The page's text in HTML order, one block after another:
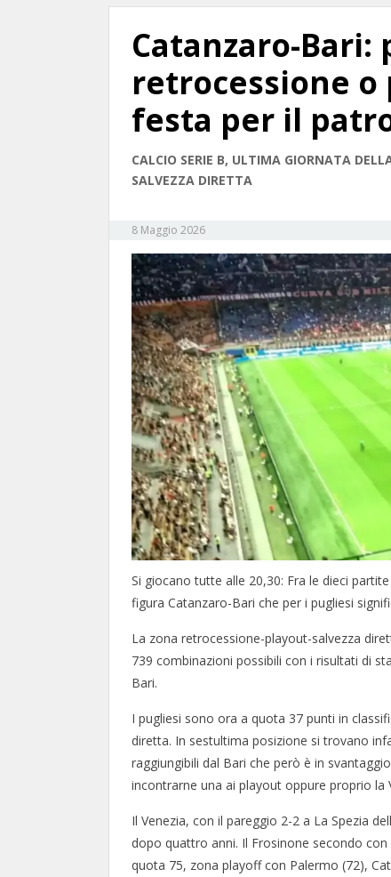
Catanzaro-
retrocessione
festa per il
CALCIO SERIE B, ULTIMA GIORNATA
SALVEZZA DIRETTA
8 Maggio 2026
Si giocano tutte alle 20,30: Fra le dieci
figura Catanzaro-Bari che per i pugliesi
La zona retrocessione-playout-salvezza
739 combinazioni possibili con i risultati di
Bari.
I pugliesi sono ora a quota 37 punti in
diretta. In sestultima posizione si trovano
raggiungibili dal Bari che però è in
incontrarne una ai playout oppure proprio la
Il Venezia, con il pareggio 2-2 a La Spezia
dopo quattro anni. Il Frosinone secondo
quota 75, zona playoff con Palermo (72),